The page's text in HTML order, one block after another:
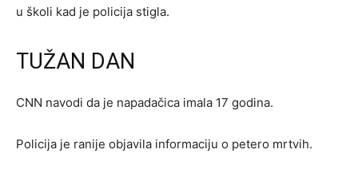
u školi kad je policija stigla.
TUŽAN DAN
CNN navodi da je napadačica imala 17 godina.
Policija je ranije objavila informaciju o petero mrtvih.